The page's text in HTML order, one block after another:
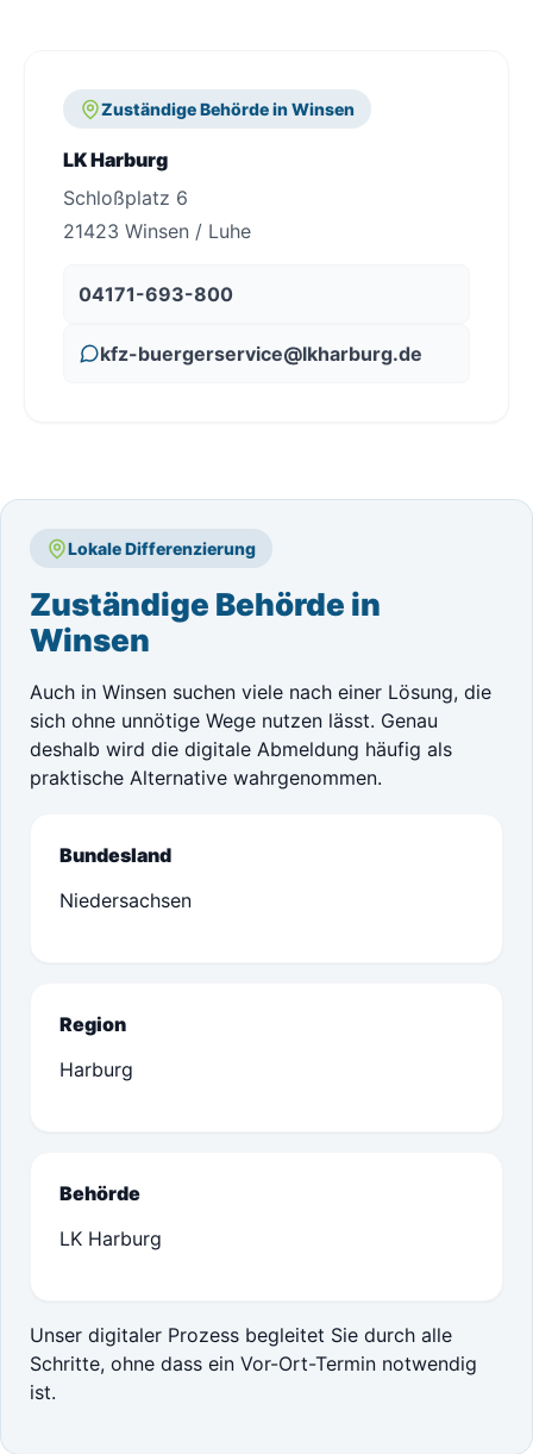
Zuständige Behörde in Winsen
LK Harburg
Schloßplatz 6
21423 Winsen / Luhe
04171-693-800
kfz-buergerservice@lkharburg.de
Lokale Differenzierung
Zuständige Behörde in
Winsen
Auch in Winsen suchen viele nach einer Lösung, die
sich ohne unnötige Wege nutzen lässt. Genau
deshalb wird die digitale Abmeldung häufig als
praktische Alternative wahrgenommen.
Bundesland
Niedersachsen
Region
Harburg
Behörde
LK Harburg
Unser digitaler Prozess begleitet Sie durch alle
Schritte, ohne dass ein Vor-Ort-Termin notwendig
ist.